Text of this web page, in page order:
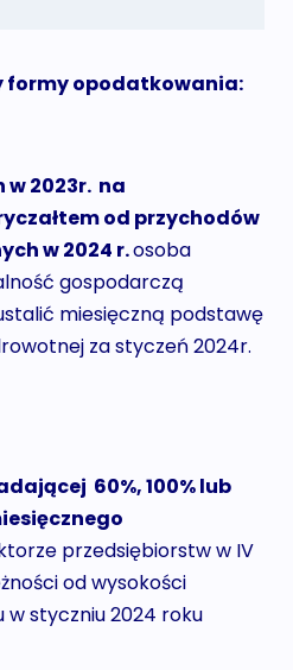
formy opodatkowania:
w 2023r. na
od przychodów
w 2024 r.osoba
gospodarczą
miesięczną podstawę
za styczeń 2024r.
60%, 100% lub
przedsiębiorstw w IV
od wysokości
styczniu 2024 roku